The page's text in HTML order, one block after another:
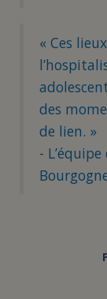
« Ces
des
de lien. »
-